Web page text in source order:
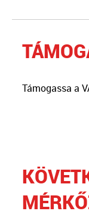
Támogassa a